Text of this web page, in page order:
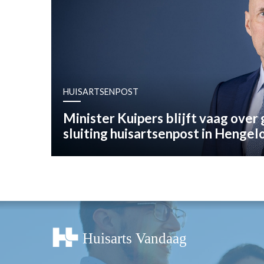
MEDISCHE
INLOGGEN
REGISTRATIE
HUISARTSENPOST
Minister Kuipers blijft vaag over
sluiting huisartsenpost in